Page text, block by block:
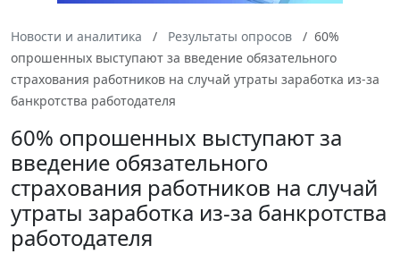
Новости и аналитика Результаты опросов
60%
опрошенных выступают за введение обязательного
страхования работников на случай утраты заработка из-за
банкротства работодателя
60% опрошенных выступают за
введение обязательного
страхования работников на случай
утраты заработка из-за банкротства
работодателя